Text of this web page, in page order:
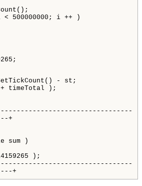
i ++ )
- st;
timeTotal );
+
sum )
);
+